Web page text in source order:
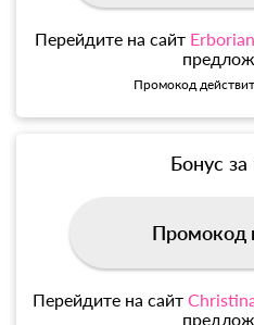
Перейдите на сайт Erborian
Промокод
Бонус
Промокод
Перейдите на сайт